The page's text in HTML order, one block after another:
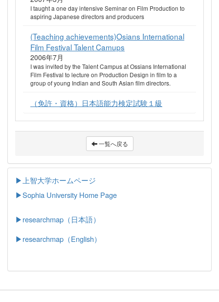
I taught a one day intensive Seminar on Film Production to
aspiring Japanese directors and producers
(Teaching achievements)Osians International
Film Festival Talent Camups
2006年7月
I was invited by the Talent Campus at Ossians International
Film Festival to lecture on Production Design in film to a
group of young Indian and South Asian film directors.
（免許・資格）日本語能力検定試験１級
一覧へ戻る
▶上智大学ホームページ
▶Sophia University Home Page
▶researchmap（日本語）
▶researchmap（English）